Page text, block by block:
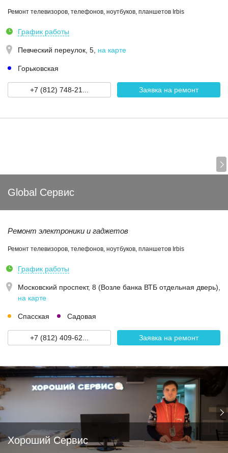
Ремонт телевизоров, телефонов, ноутбуков, планшетов Irbis
График работы
Певческий переулок, 5 на карте
Горьковская
+7 (812) 748-21... Заявка на ремонт
Global Сервис
Ремонт электроники и гаджетов
Ремонт телевизоров, телефонов, ноутбуков, планшетов Irbis
График работы
Московский проспект, 8 (Возле банка ВТБ отдельная дверь)
на карте
Спасская Садовая
+7 (812) 409-62... Заявка на ремонт
Хороший Сервис